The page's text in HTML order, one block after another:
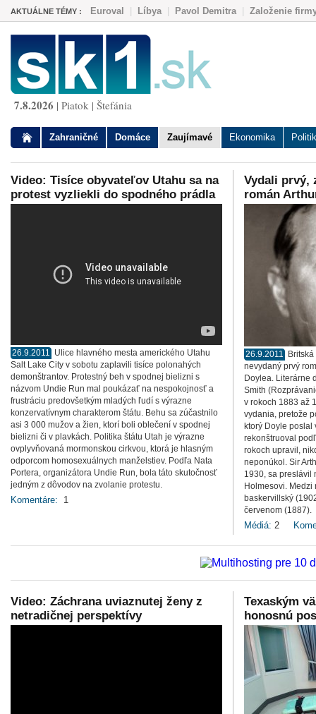
AKTUÁLNE TÉMY : Euroval Líbya| Pavol Demitra| Založenie
7.8.2026 | Piatok | Štefánia
Zahraničné Domáce Zaujímavé Ekonomika
Video: Tisíce obyvateľov Utahu sa na
protest vyzliekli do spodného prádla
26.9.2011 Ulice hlavného mesta amerického Utahu
Salt Lake City v sobotu zaplavili tisíce polonahých
demonštrantov. Protestný beh v spodnej bielizni s
názvom Undie Run mal poukázať na nespokojnosť a
frustráciu predovšetkým mladých ľudí s výrazne
konzervatívnym charakterom štátu. Behu sa zúčastnilo
asi 3 000 mužov a žien, ktorí boli oblečení v spodnej
bielizni či v plavkách. Politika štátu Utah je výrazne
ovplyvňovaná mormonskou cirkvou, ktorá je hlasným
odporcom homosexuálnych manželstiev. Podľa Nata
Portera, organizátora Undie Run, bola táto skutočnosť
jedným z dôvodov na zvolanie protestu.
Komentáre: 1
Vydali prvý,
román
26.9.2011
nevydaný prvý
Doylea. Literárne
Smith
v rokoch 1883 až
vydania, pretože
ktorý Doyle
rekonštruoval
rokoch upravil,
neponúkol. Sir
1930, sa preslávil
Holmesovi.
baskervillský
červenom (1887).
Médiá: 2
Video: Záchrana uviaznutej ženy z
netradičnej perspektívy
Texaským
honosnú